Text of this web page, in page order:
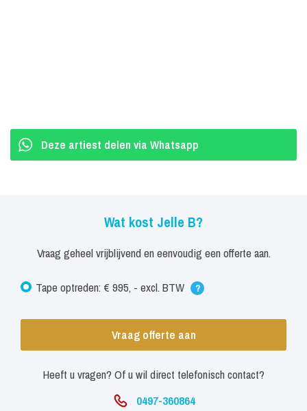
Deze artiest delen via Whatsapp
Wat kost Jelle B?
Vraag geheel vrijblijvend en eenvoudig een offerte aan.
Tape optreden: € 995, - excl. BTW ?
Vraag offerte aan
Heeft u vragen? Of u wil direct telefonisch contact?
0497-360864